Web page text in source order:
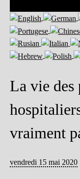
La vie des
vraiment
vendredi 15 mai 2020